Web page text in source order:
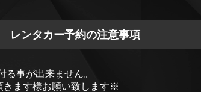
レンタカー予約の注意事項
事が出来ません。
きます様お願い致します※